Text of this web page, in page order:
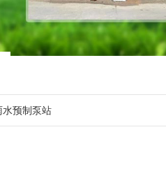
水预制泵站